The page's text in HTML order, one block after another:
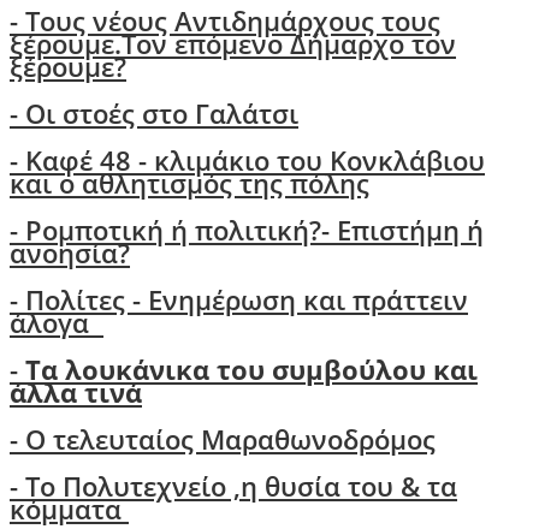
-Τους νέους Αντιδημάρχους τους
ξέρουμε.Τον επόμενο Δήμαρχο τον
ξέρουμε?
- Οι στοές στο Γαλάτσι
- Καφέ 48 - κλιμάκιο του Κονκλάβιου
και ο αθλητισμός της πόλης
- Ρομποτική ή πολιτική?- Επιστήμη ή
ανοησία?
- Πολίτες - Ενημέρωση και πράττειν
άλογα
-Τα λουκάνικα του συμβούλου και
άλλα τινά
- Ο τελευταίος Μαραθωνοδρόμος
- Το Πολυτεχνείο ,η θυσία του & τα
κόμματα